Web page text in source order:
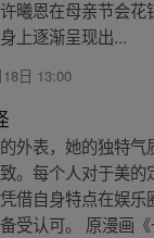
曦恩在母亲节会花
上逐渐呈现出...
日 13:00
外表，她的独特气
。每个人对于美的
借自身特点在娱乐
受认可。 原漫画